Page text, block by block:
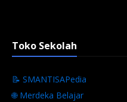
Toko Sekolah
📝 SMANTISAPedia
🌐 Merdeka Belajar